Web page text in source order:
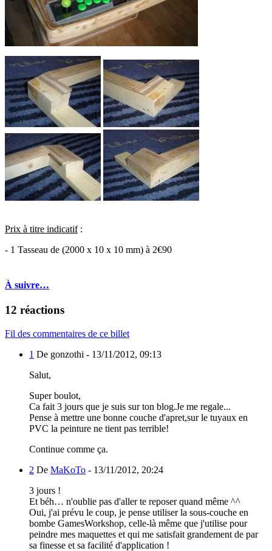
Prix à titre indicatif:
- 1 Tasseau de (2000 x 10 x 10 mm) à 2€90
À suivre…
12 réactions
Fil des commentaires de ce billet
1 De gonzothi - 13/11/2012, 09:13
Salut,
Super boulot,
Ca fait 3 jours que je suis sur ton blog.Je me regale...
Pense à mettre une bonne couche d'apret,sur le tuyaux en
PVC la peinture ne tient pas terrible!
Continue comme ça.
2 De MaKoTo - 13/11/2012, 20:24
3 jours !
Et béh… n'oublie pas d'aller te reposer quand même ^^
Oui, j'ai prévu le coup, je pense utiliser la sous-couche en
bombe GamesWorkshop, celle-là même que j'utilise pour
peindre mes maquettes et qui me satisfait grandement de par
sa finesse et sa facilité d'application !